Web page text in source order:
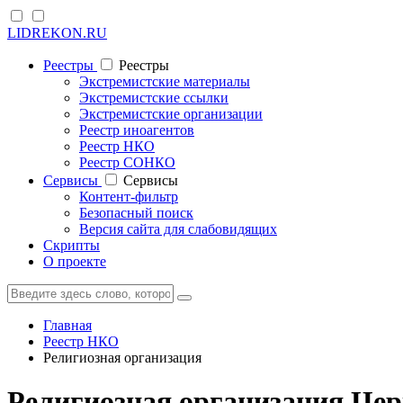
LIDREKON.RU
Реестры
Реестры
Экстремистские материалы
Экстремистские ссылки
Экстремистские организации
Реестр иноагентов
Реестр НКО
Реестр СОНКО
Cервисы
Cервисы
Контент-фильтр
Безопасный поиск
Версия сайта для слабовидящих
Скрипты
О проекте
Главная
Реестр НКО
Религиозная организация